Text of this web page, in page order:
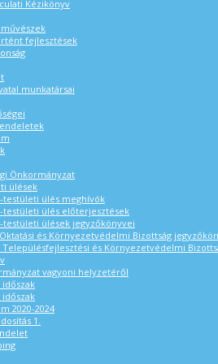
Kézikönyv
fejlesztések
munkatársai
Önkormányzat
ülések
testületi ülés meghívók
testületi ülés előterjesztések
testületi ülések jegyzőkönyvei
és Környezetvédelmi Bizottság
Településfejlesztési és Környezetvédelmi
vagyoni helyzetéről
időszak
időszak
2020-2024
1.